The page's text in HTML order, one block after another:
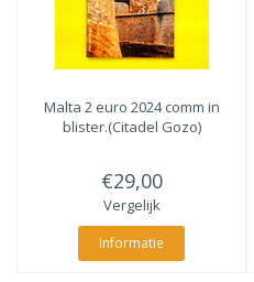
Malta 2 euro 2024 comm in
blister.(Citadel Gozo)
€29,00
Vergelijk
Informatie